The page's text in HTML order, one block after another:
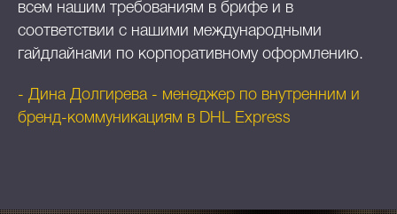
всем нашим требованиям в брифе и в
соответствии с нашими международными
гайдлайнами по корпоративному оформлению.
- Дина Долгирева - менеджер по внутренним и
бренд-коммуникациям в DHL Express